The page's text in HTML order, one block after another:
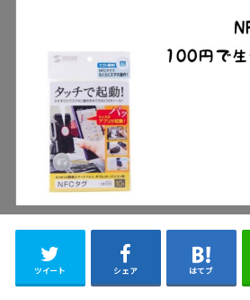
ツイート シェア はてブ